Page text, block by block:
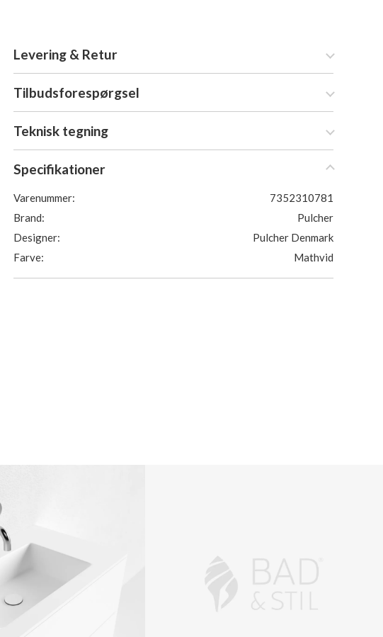
Levering & Retur
Tilbudsforespørgsel
Teknisk tegning
Specifikationer
Varenummer:
7352310781
Brand:
Pulcher
Designer:
Pulcher Denmark
Farve:
Mathvid